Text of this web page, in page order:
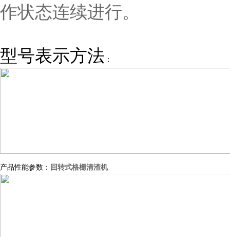
作状态连续进行。
型号表示方法 ：
产品性能参数： 回转式格栅清渣机